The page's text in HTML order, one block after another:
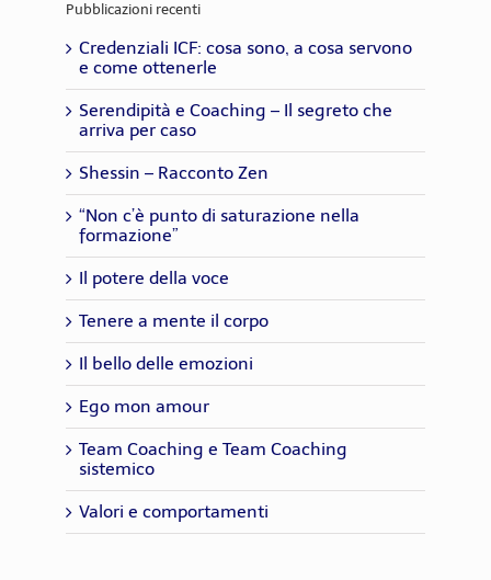
Pubblicazioni recenti
Credenziali ICF: cosa sono, a cosa servono
e come ottenerle
Serendipità e Coaching – Il segreto che
arriva per caso
Shessin – Racconto Zen
“Non c’è punto di saturazione nella
formazione”
Il potere della voce
Tenere a mente il corpo
Il bello delle emozioni
Ego mon amour
Team Coaching e Team Coaching
sistemico
Valori e comportamenti